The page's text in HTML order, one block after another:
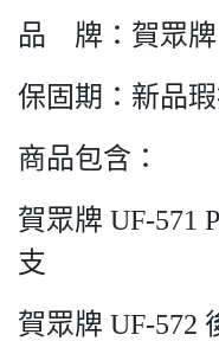
品 牌：賀眾牌
保固期：新品
商品包含：
賀眾牌 UF-571
支
賀眾牌 UF-572